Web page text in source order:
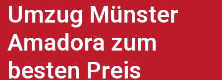
Umzug Münster
Amadora zum
besten Preis